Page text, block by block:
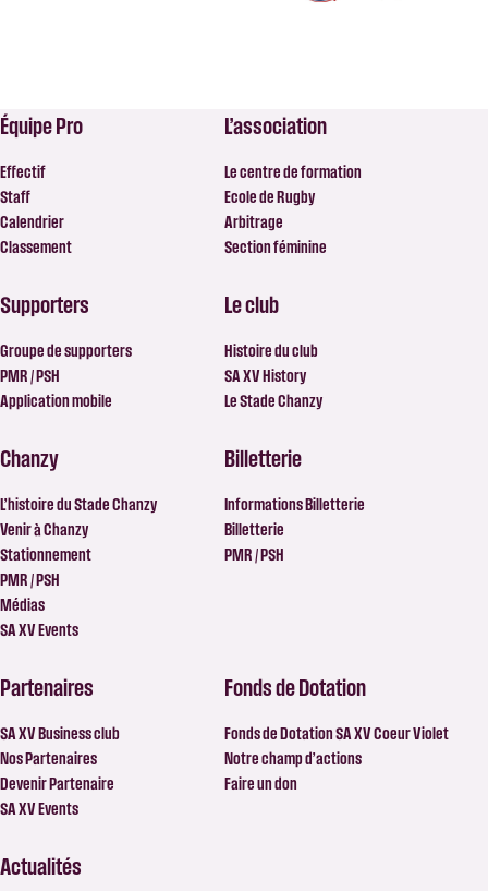
Équipe Pro
Effectif
Staff
Calendrier
Classement
L’association
Le centre de formation
Ecole de Rugby
Arbitrage
Section féminine
Supporters
Groupe de supporters
PMR / PSH
Application mobile
Le club
Histoire du club
SA XV History
Le Stade Chanzy
Chanzy
L’histoire du Stade Chanzy
Venir à Chanzy
Stationnement
PMR / PSH
Médias
SA XV Events
Billetterie
Informations Billetterie
Billetterie
PMR / PSH
Partenaires
SA XV Business club
Nos Partenaires
Devenir Partenaire
SA XV Events
Fonds de Dotation
Fonds de Dotation SA XV Coeur Violet
Notre champ d’actions
Faire un don
Actualités